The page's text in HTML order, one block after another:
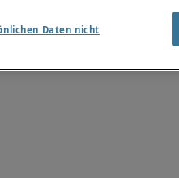
Daten nicht